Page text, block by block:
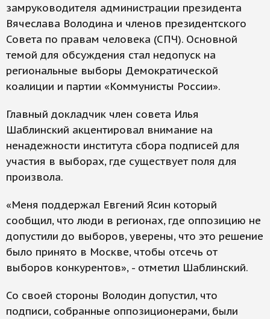
замруководителя администрации президента
Вячеслава Володина и членов президентского
Совета по правам человека (СПЧ). Основной
темой для обсуждения стал недопуск на
региональные выборы Демократической
коалиции и партии «Коммунисты России».
Главный докладчик член совета Илья
Шаблинский акцентировал внимание на
ненадежности института сбора подписей для
участия в выборах, где существует поля для
произвола.
«Меня поддержал Евгений Ясин который
сообщил, что люди в регионах, где оппозицию не
допустили до выборов, уверены, что это решение
было принято в Москве, чтобы отсечь от
выборов конкурентов», - отметил Шаблинский.
Со своей стороны Володин допустил, что
подписи, собранные оппозиционерами, были